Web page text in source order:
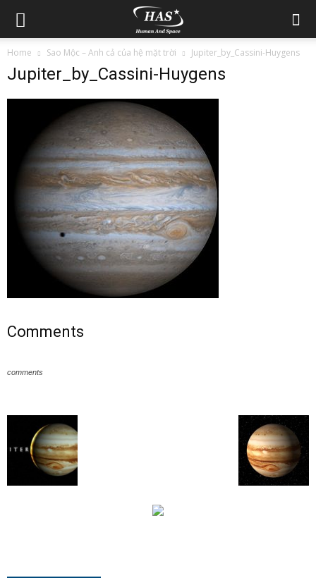
Home Sao Mộc – Anh cả của hệ mặt trời Jupiter_by_Cassini-Huygens
Jupiter_by_Cassini-Huygens
Comments
comments